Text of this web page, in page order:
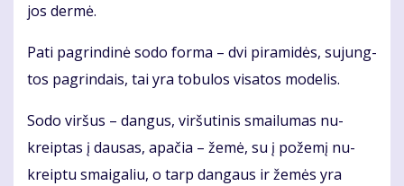
jos der­mė.
Pa­ti pa­grin­di­nė so­do for­ma – dvi pi­ra­mi­dės, su­jung­
tos pa­grin­dais, tai yra to­bu­los vi­sa­tos mo­de­lis.
So­do vir­šus – dan­gus, vir­šu­ti­nis smai­lu­mas nu­
kreip­tas į dau­sas, apa­čia – že­mė, su į po­že­mį nu­
kreip­tu smai­ga­liu, o tarp dan­gaus ir že­mės yra